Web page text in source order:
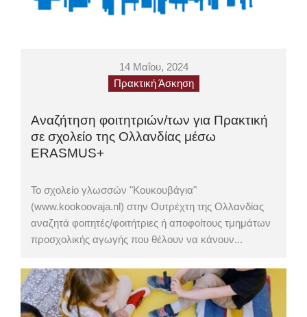
14 Μαΐου, 2024
Πρακτική Άσκηση
Αναζήτηση φοιτητριών/των για Πρακτική
σε σχολείο της Ολλανδίας μέσω
ERASMUS+
Το σχολείο γλωσσών "Κουκουβάγια"
(www.kookoovaja.nl) στην Ουτρέχτη της Ολλανδίας
αναζητά φοιτητές/φοιτήτριες ή αποφοίτους τμημάτων
προσχολικής αγωγής που θέλουν να κάνουν...